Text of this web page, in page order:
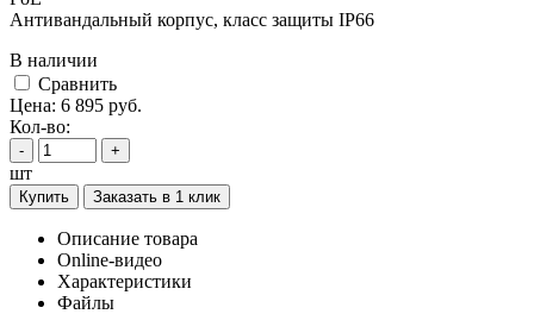
Антивандальный корпус, класс защиты IР66
В наличии
Cравнить
Цена: 6 895 руб.
Кол-во:
- +
шт
Купить Заказать в 1 клик
Описание товара
Online-видео
Характеристики
Файлы